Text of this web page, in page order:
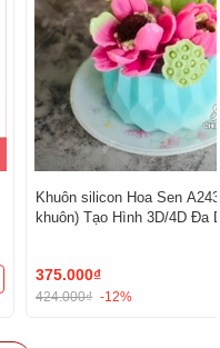
Khuôn silicon Hoa Sen
khuôn) Tạo Hình 3D/4D Đa
375.000₫
424.000₫ -12%